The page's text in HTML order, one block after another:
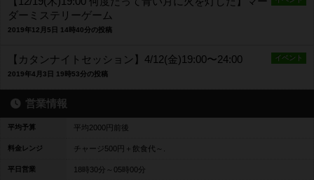
ダーミステリーゲーム
2019年12月5日 14時40分の投稿
イベント
【カタンナイトセッション】4/12(金)19:00〜24:00
2019年4月3日 19時53分の投稿
営業情報
平均予算 平均2000円前後
料金レンジ チャージ500円＋飲食代～.
平日営業 18時30分～05時00分